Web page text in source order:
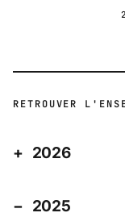
RETROUVER
2026
2025